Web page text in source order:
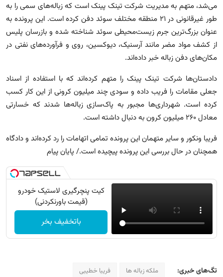
می‌شد، متهم به مدیریت شرکت تینک پینک است که زباله‌های سمی را به
طور غیرقانونی در ۲۱ منطقه مختلف سوئد دفن کرده است. این پرونده به
عنوان بزرگ‌ترین جرم زیست‌محیطی سوئد شناخته شده و بازرسان پلیس
از کشف مواد مضر مانند آرسنیک، دیوکسین، روی و فرآورده‌های نفتی در
مکان‌های دفن زباله خبر داده‌اند.
دادستان‌ها شرکت تینک پینک را متهم کرده‌اند که با استفاده از اسناد
جعلی مقامات را فریب داده و سودی چند میلیون کرونی از این کار کسب
کرده است. شهرداری‌ها مجبور به پاک‌سازی زباله‌ها شدند که خسارتی
معادل ۲۶۰ میلیون کرون به دنبال داشته است.
فریبا ونکور و سایر متهمان این پرونده تمامی اتهامات را رد کرده‌اند و دادگاه
همچنان در حال بررسی این پرونده پیچیده است./ پایان پیام
کیت پنچرگیری لاستیک خودرو
(قیمت باورنکردنی)
باتخفیف بخر
تگ‌های خبری: ملکه زباله ها فریبا خطیبی